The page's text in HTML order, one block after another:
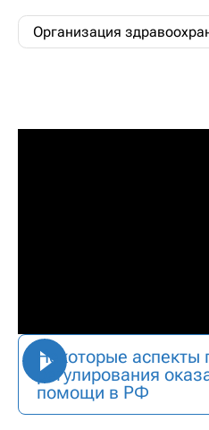
Организация
Некоторые аспекты
регулирования
помощи в РФ